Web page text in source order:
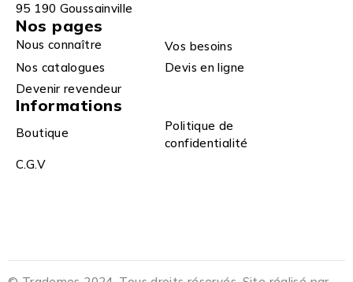
95 190 Goussainville
Nos pages
Nous connaître
Vos besoins
Nos catalogues
Devis en ligne
Devenir revendeur
Informations
Boutique
Politique de
confidentialité
C.G.V